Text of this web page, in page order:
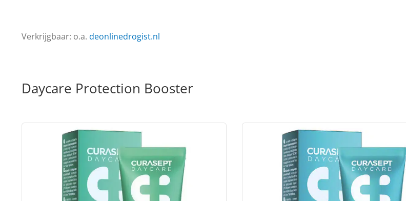
Verkrijgbaar: o.a. deonlinedrogist.nl
Daycare Protection Booster